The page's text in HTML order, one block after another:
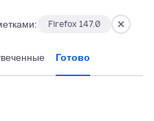
Firefox 147.0
Готово